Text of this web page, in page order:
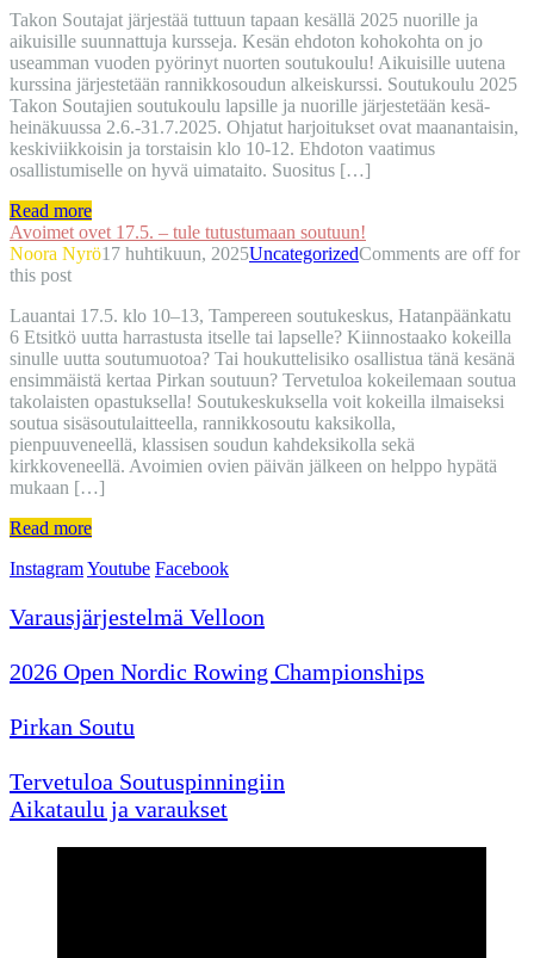
Takon Soutajat järjestää tuttuun tapaan kesällä 2025 nuorille ja
aikuisille suunnattuja kursseja. Kesän ehdoton kohokohta on jo
useamman vuoden pyörinyt nuorten soutukoulu! Aikuisille uutena
kurssina järjestetään rannikkosoudun alkeiskurssi. Soutukoulu 2025
Takon Soutajien soutukoulu lapsille ja nuorille järjestetään kesä-
heinäkuussa 2.6.-31.7.2025. Ohjatut harjoitukset ovat maanantaisin,
keskiviikkoisin ja torstaisin klo 10-12. Ehdoton vaatimus
osallistumiselle on hyvä uimataito. Suositus […]
Read more
Avoimet ovet 17.5. – tule tutustumaan soutuun!
Noora Nyrö17 huhtikuun, 2025UncategorizedComments are off for
this post
Lauantai 17.5. klo 10–13, Tampereen soutukeskus, Hatanpäänkatu
6 Etsitkö uutta harrastusta itselle tai lapselle? Kiinnostaako kokeilla
sinulle uutta soutumuotoa? Tai houkuttelisiko osallistua tänä kesänä
ensimmäistä kertaa Pirkan soutuun? Tervetuloa kokeilemaan soutua
takolaisten opastuksella! Soutukeskuksella voit kokeilla ilmaiseksi
soutua sisäsoutulaitteella, rannikkosoutu kaksikolla,
pienpuuveneellä, klassisen soudun kahdeksikolla sekä
kirkkoveneellä. Avoimien ovien päivän jälkeen on helppo hypätä
mukaan […]
Read more
InstagramYoutube Facebook
Varausjärjestelmä Velloon
2026 Open Nordic Rowing Championships
Pirkan Soutu
Tervetuloa Soutuspinningiin
Aikataulu ja varaukset